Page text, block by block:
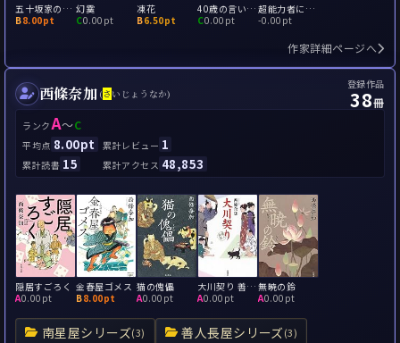
五十坂家の百年
B8.00pt
幻霙
C0.00pt
凍花
B6.50pt
40歳の言いわけ
C0.00pt
超能力者には向かない職業
-0.00pt
作家詳細ページへ
西條奈加 (さ いじょうなか)
登録作品
38冊
ランクA～C
平均点 8.00pt 累計レビュー 1
累計読書 15 累計アクセス 48,853
南星屋シリーズ(3) 善人長屋シリーズ(3)
隠居すごろく
A0.00pt
金春屋ゴメス
B8.00pt
猫の傀儡
A0.00pt
大川契り 善人長屋
A0.00pt
無暁の鈴
A0.00pt